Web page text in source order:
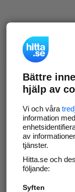
Bättre
hjälp av
Vi och våra
information
av
tjänster.
Hitta.se och
följande:
Syften